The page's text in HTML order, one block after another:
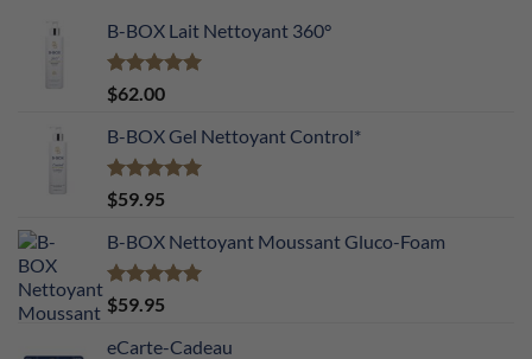
B-BOX Lait Nettoyant 360°
Note5.00
sur 5
$62.00
B-BOX Gel Nettoyant Control*
Note5.00
sur 5
$59.95
B-BOX Nettoyant Moussant Gluco-Foam
Note5.00
sur 5
$59.95
eCarte-Cadeau